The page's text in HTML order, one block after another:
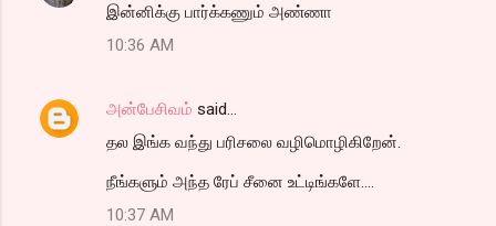
இன்னிக்கு பார்க்கணும் அண்ணா
10:36 AM
அன்பேசிவம் said…
தல இங்க வந்து பரிசலை வழிமொழிகிறேன்.
நீங்களும் அந்த ரேப் சீனை உட்டிங்களே....
10:37 AM